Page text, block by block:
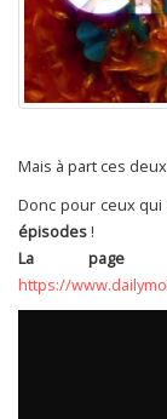
Mais à part ces
Donc pour ceux
épisodes!
La page
https://